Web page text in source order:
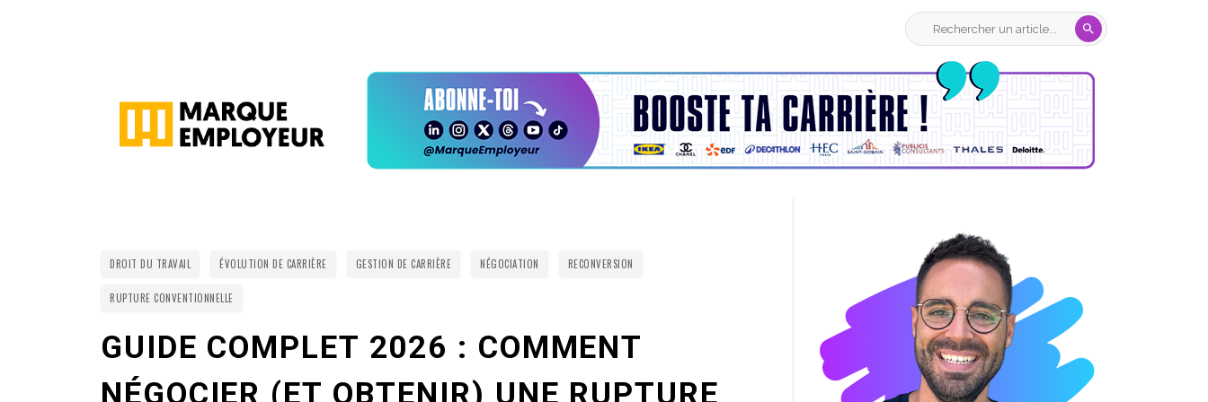
DROIT DU TRAVAIL ÉVOLUTION DE CARRIÈRE GESTION DE CARRIÈRE NÉGOCIATION RECONVERSION
RUPTURE CONVENTIONNELLE
GUIDE COMPLET 2026 : COMMENT
NÉGOCIER (ET OBTENIR) UNE RUPTURE